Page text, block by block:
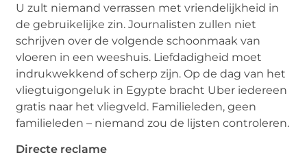
U zult niemand verrassen met vriendelijkheid in
de gebruikelijke zin. Journalisten zullen niet
schrijven over de volgende schoonmaak van
vloeren in een weeshuis. Liefdadigheid moet
indrukwekkend of scherp zijn. Op de dag van het
vliegtuigongeluk in Egypte bracht Uber iedereen
gratis naar het vliegveld. Familieleden, geen
familieleden – niemand zou de lijsten controleren.
Directe reclame